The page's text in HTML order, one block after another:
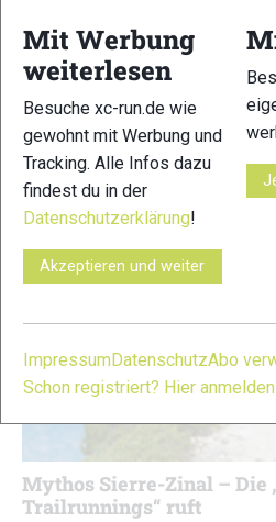
Streckenänderungen nach
Rennen spektakulären Sport in
Siegen von William Boffelli, Kim
Oberbacher.
Mythos Sierre-Zinal – Die
Trailrunnings“ ruft
Mit Werbung
weiterlesen
Besuche xc-run.de wie
gewohnt mit Werbung und
Tracking. Alle Infos dazu
findest du in der
Datenschutzerklärung!
Akzeptieren und weiter
ImpressumDatenschutzAbo
Schon registriert? Hier anmelden